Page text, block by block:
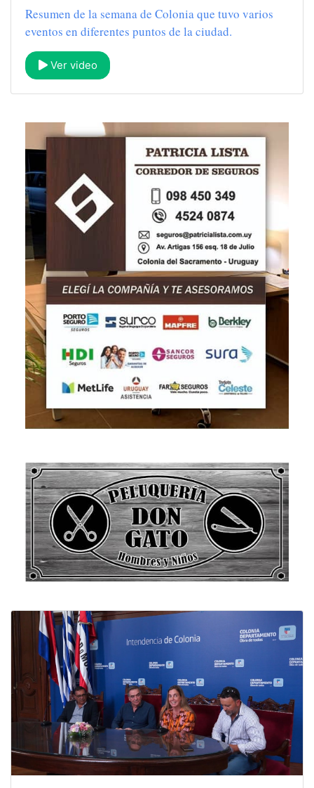
Resumen de la semana de Colonia que tuvo varios
eventos en diferentes puntos de la ciudad.
Ver video